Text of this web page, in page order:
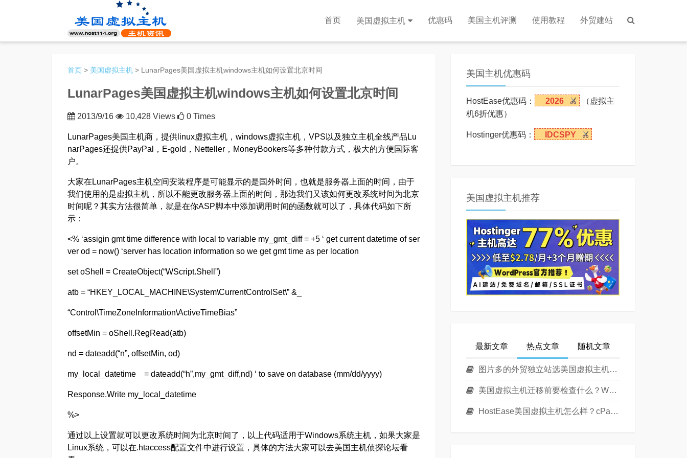
首页 美国虚拟主机 优惠码 美国主机评测 使用教程 外贸建站
首页 > 美国虚拟主机 > LunarPages美国虚拟主机windows主机如何设置北京时间
LunarPages美国虚拟主机windows主机如何设置北京时间
2013/9/16 10,428 Views 0 Times
LunarPages美国主机商，提供linux虚拟主机，windows虚拟主机，VPS以及独立主机全线产品Lu
narPages还提供PayPal，E-gold，Netteller，MoneyBookers等多种付款方式，极大的方便国际客
户。
大家在LunarPages主机空间安装程序是可能显示的是国外时间，也就是服务器上面的时间，由于
我们使用的是虚拟主机，所以不能更改服务器上面的时间，那边我们又该如何更改系统时间为北京
时间呢？其实方法很简单，就是在你ASP脚本中添加调用时间的函数就可以了，具体代码如下所
示：
<% ‘assigin gmt time difference with local to variable my_gmt_diff = +5 ‘ get current datetime of ser
ver od = now() ‘server has location information so we get gmt time as per location
set oShell = CreateObject(“WScript.Shell”)
atb = “HKEY_LOCAL_MACHINE\System\CurrentControlSet\” &_
“Control\TimeZoneInformation\ActiveTimeBias”
offsetMin = oShell.RegRead(atb)
nd = dateadd(“n”, offsetMin, od)
my_local_datetime = dateadd(“h”,my_gmt_diff,nd) ‘ to save on database (mm/dd/yyyy)
Response.Write my_local_datetime
%>
通过以上设置就可以更改系统时间为北京时间了，以上代码适用于Windows系统主机，如果大家是
Linux系统，可以在.htaccess配置文件中进行设置，具体的方法大家可以去美国主机侦探论坛看
美国主机优惠码
HostEase优惠码： 2026
（虚拟主
机6折优惠）
Hostinger优惠码： IDCSPY
美国虚拟主机推荐
最新文章 热点文章 随机文章
图片多的外贸独立站选美国虚拟主机还是美国云主机？
美国虚拟主机迁移前要检查什么？WordPress换主机清单
HostEase美国虚拟主机怎么样？cPanel面板美国Linux主机方案介绍